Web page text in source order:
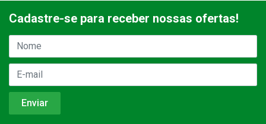
Cadastre-se para receber nossas ofertas!